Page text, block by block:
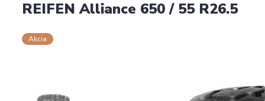
REIFEN Alliance 650 / 55 R26.5
Akcia